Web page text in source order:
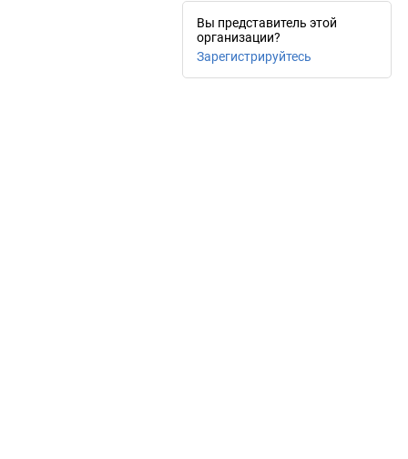
Вы представитель этой
организации?
Зарегистрируйтесь